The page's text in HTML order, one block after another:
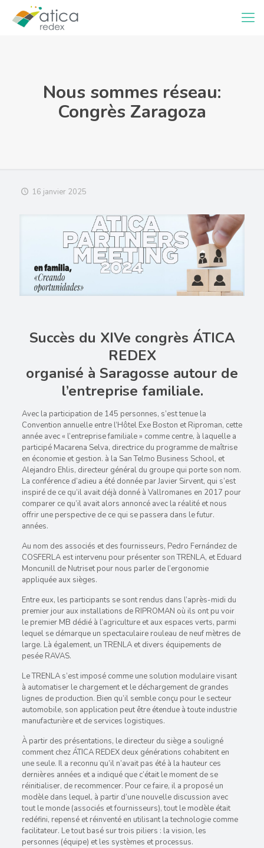
Nous sommes réseau:
Congrès Zaragoza
16 janvier 2025
Succès du XIVe congrès ÁTICA
REDEX
organisé à Saragosse autour de
l’entreprise familiale.
Avec la participation de 145 personnes, s’est tenue la
Convention annuelle entre l’Hôtel Exe Boston et Riproman, cette
année avec « l’entreprise familiale » comme centre, à laquelle a
participé Macarena Selva, directrice du programme de maîtrise
en économie et gestion. à la San Telmo Business School, et
Alejandro Ehlis, directeur général du groupe qui porte son nom.
La conférence d’adieu a été donnée par Javier Sirvent, qui s’est
inspiré de ce qu’il avait déjà donné à Vallromanes en 2017 pour
comparer ce qu’il avait alors annoncé avec la réalité et nous
offrir une perspective de ce qui se passera dans le futur.
années.
Au nom des associés et des fournisseurs, Pedro Fernández de
COSFERLA est intervenu pour présenter son TRENLA, et Eduard
Moncunill de Nutriset pour nous parler de l’ergonomie
appliquée aux sièges.
Entre eux, les participants se sont rendus dans l’après-midi du
premier jour aux installations de RIPROMAN où ils ont pu voir
le premier MB dédié à l’agriculture et aux espaces verts, parmi
lequel se démarque un spectaculaire rouleau de neuf mètres de
large. Là également, un TRENLA et divers équipements de
pesée RAVAS.
Le TRENLA s’est imposé comme une solution modulaire visant
à automatiser le chargement et le déchargement de grandes
lignes de production. Bien qu’il semble conçu pour le secteur
automobile, son application peut être étendue à toute industrie
manufacturière et de services logistiques.
À partir des présentations, le directeur du siège a souligné
comment chez ÁTICA REDEX deux générations cohabitent en
une seule. Il a reconnu qu’il n’avait pas été à la hauteur ces
dernières années et a indiqué que c’était le moment de se
réinitialiser, de recommencer. Pour ce faire, il a proposé un
modèle dans lequel, à partir d’une nouvelle discussion avec
tout le monde (associés et fournisseurs), tout le modèle était
redéfini, repensé et réinventé en utilisant la technologie comme
facilitateur. Le tout basé sur trois piliers : la vision, les
personnes (équipe) et les systèmes et processus.